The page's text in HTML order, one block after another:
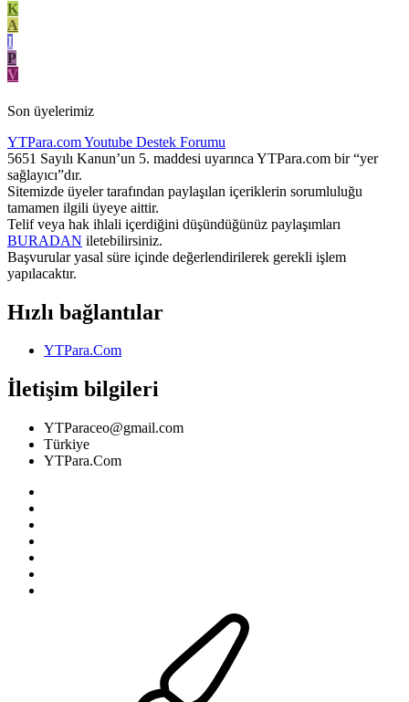
K
A
I
P
V
Son üyelerimiz
YTPara.comYoutube Destek Forumu
5651 Sayılı Kanun’un 5. maddesi uyarınca YTPara.com bir “yer
sağlayıcı”dır.
Sitemizde üyeler tarafından paylaşılan içeriklerin sorumluluğu
tamamen ilgili üyeye aittir.
Telif veya hak ihlali içerdiğini düşündüğünüz paylaşımları
BURADAN iletebilirsiniz.
Başvurular yasal süre içinde değerlendirilerek gerekli işlem
yapılacaktır.
Hızlı bağlantılar
YTPara.Com
İletişim bilgileri
YTParaceo@gmail.com
Türkiye
YTPara.Com